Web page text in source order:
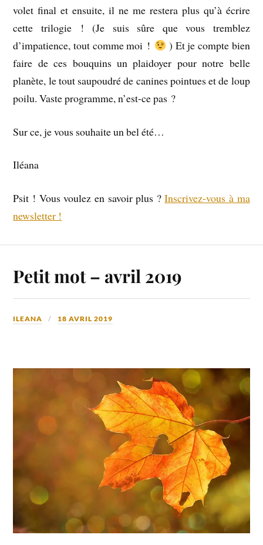
volet final et ensuite, il ne me restera plus qu’à écrire
cette trilogie ! (Je suis sûre que vous tremblez
d’impatience, tout comme moi !
) Et je compte bien
faire de ces bouquins un plaidoyer pour notre belle
planète, le tout saupoudré de canines pointues et de loup
poilu. Vaste programme, n’est-ce pas ?
Sur ce, je vous souhaite un bel été…
Iléana
Psit ! Vous voulez en savoir plus ?Inscrivez-vous à ma
newsletter !
Petit mot – avril 2019
ILEANA 18 AVRIL 2019